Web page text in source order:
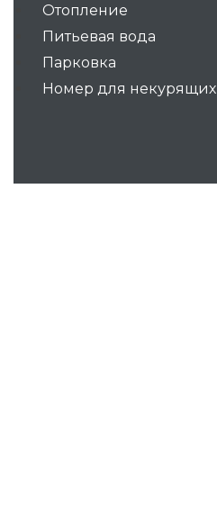
Отопление
Питьевая вода
Парковка
Номер для некурящих